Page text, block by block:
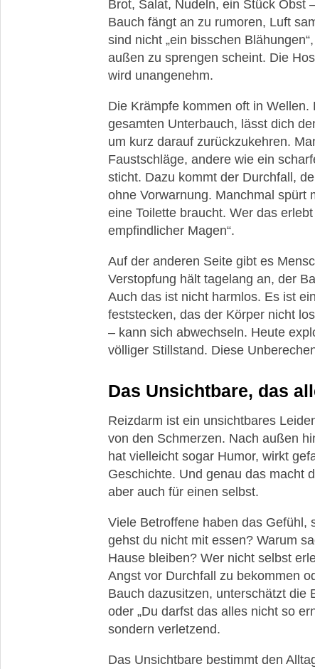
Brot, Salat, Nudeln, ein Stück Obst
Bauch fängt an zu rumoren, Luft
sind nicht „ein bisschen
außen zu sprengen scheint. Die
wird unangenehm.
Die Krämpfe kommen oft in
gesamten Unterbauch, lässt dich
um kurz darauf zurückzukehren.
Faustschläge, andere wie ein
sticht. Dazu kommt der Durchfall,
ohne Vorwarnung. Manchmal spürt
eine Toilette braucht. Wer das
empfindlicher Magen“.
Auf der anderen Seite gibt es
Verstopfung hält tagelang an, der
Auch das ist nicht harmlos. Es ist
feststecken, das der Körper nicht
– kann sich abwechseln. Heute
völliger Stillstand. Diese
Das Unsichtbare, das
Reizdarm ist ein unsichtbares
von den Schmerzen. Nach außen
hat vielleicht sogar Humor, wirkt
Geschichte. Und genau das macht
aber auch für einen selbst.
Viele Betroffene haben das Gefühl,
gehst du nicht mit essen? Warum
Hause bleiben? Wer nicht selbst
Angst vor Durchfall zu bekommen
Bauch dazusitzen, unterschätzt die
oder „Du darfst das alles nicht so
sondern verletzend.
Das Unsichtbare bestimmt den